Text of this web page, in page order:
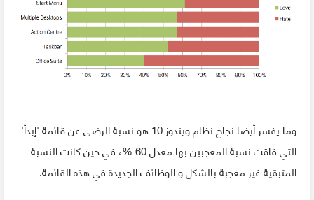
وما يفسر أيضا نجاح نظام ويندوز 10 هو نسبة الرضى عن قائمة 'إبدأ'
التي فاقت نسبة المعجبين بها معدل 60 %، في حين كانت النسبة
المتبقية غير معجبة بالشكل و الوظائف الجديدة في هذه القائمة.